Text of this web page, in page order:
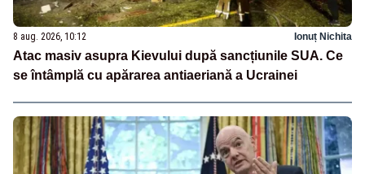
8 aug. 2026, 10:12 Ionuț Nichita
Atac masiv asupra Kievului după sancțiunile SUA. Ce
se întâmplă cu apărarea antiaeriană a Ucrainei